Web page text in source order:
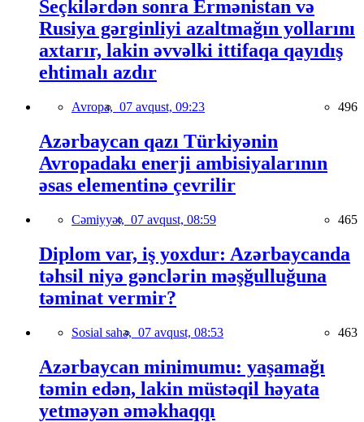
Seçkilərdən sonra Ermənistan və
Rusiya gərginliyi azaltmağın yollarını
axtarır, lakin əvvəlki ittifaqa qayıdış
ehtimalı azdır
Avropa, 07 avqust, 09:23 496
Azərbaycan qazı Türkiyənin
Avropadakı enerji ambisiyalarının
əsas elementinə çevrilir
Cəmiyyət, 07 avqust, 08:59 465
Diplom var, iş yoxdur: Azərbaycanda
təhsil niyə gənclərin məşğulluğuna
təminat vermir?
Sosial sahə, 07 avqust, 08:53 463
Azərbaycan minimumu: yaşamağı
təmin edən, lakin müstəqil həyata
yetməyən əməkhaqqı